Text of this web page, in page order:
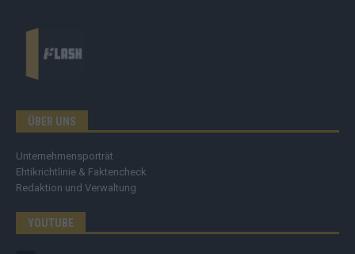
ÜBER UNS
Unternehmensporträt
Ehtikrichtlinie & Faktencheck
Redaktion und Verwaltung
YOUTUBE